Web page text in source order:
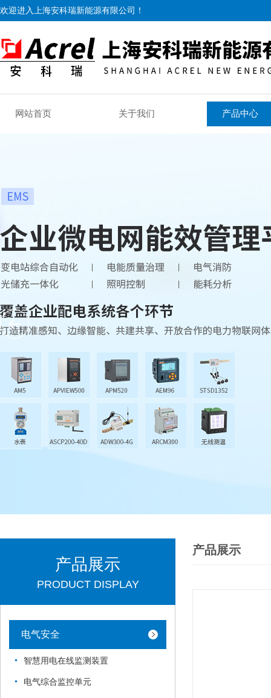
欢迎进入上海安科瑞新能源有限公司！
网站首页 关于我们 产品中心
产品展示
PRODUCT DISPLAY
电气安全
智慧用电在线监测装置
电气综合监控单元
产品展示